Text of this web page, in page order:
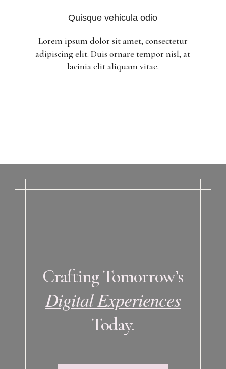
Quisque vehicula odio
Lorem ipsum dolor sit amet, consectetur
adipiscing elit. Duis ornare tempor nisl, at
lacinia elit aliquam vitae.
Crafting Tomorrow’s
Digital Experiences
Today.